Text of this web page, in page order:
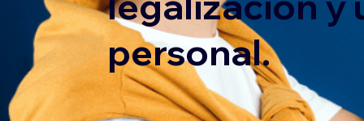
personal.